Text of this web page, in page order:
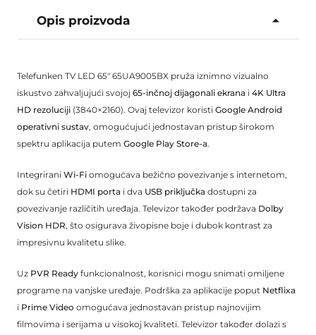
Opis proizvoda
Telefunken TV LED 65" 65UA9005BX pruža iznimno vizualno
iskustvo zahvaljujući svojoj 65-inčnoj dijagonali ekrana i 4K Ultra
HD rezoluciji (3840×2160). Ovaj televizor koristi Google Android
operativni sustav, omogućujući jednostavan pristup širokom
spektru aplikacija putem Google Play Store-a.
Integrirani Wi-Fi omogućava bežično povezivanje s internetom,
dok su četiri HDMI porta i dva USB priključka dostupni za
povezivanje različitih uređaja. Televizor također podržava Dolby
Vision HDR, što osigurava živopisne boje i dubok kontrast za
impresivnu kvalitetu slike.
Uz PVR Ready funkcionalnost, korisnici mogu snimati omiljene
programe na vanjske uređaje. Podrška za aplikacije poput Netflixa
i Prime Video omogućava jednostavan pristup najnovijim
filmovima i serijama u visokoj kvaliteti. Televizor također dolazi s